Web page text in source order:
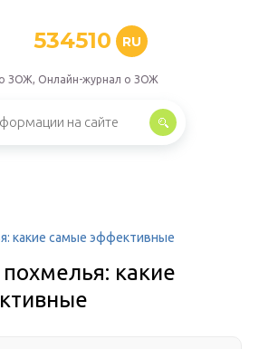
534510 RU
ЗОЖ, Онлайн-журнал о ЗОЖ
какие самые эффективные
какие